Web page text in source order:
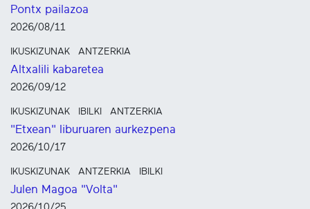
Pontx pailazoa
2026/08/11
IKUSKIZUNAK ANTZERKIA
Altxalili kabaretea
2026/09/12
IKUSKIZUNAK IBILKI ANTZERKIA
"Etxean" liburuaren aurkezpena
2026/10/17
IKUSKIZUNAK ANTZERKIA IBILKI
Julen Magoa "Volta"